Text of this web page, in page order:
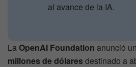
al avance de la IA.
LaOpenAI Foundation anunció
millones de dólares destinado a